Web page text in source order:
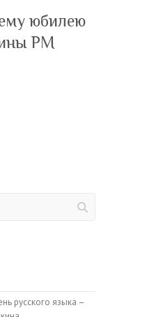
юбилею
РМ
русского языка –